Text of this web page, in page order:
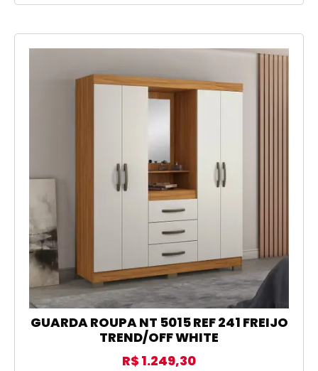
GUARDA ROUPA NT 5015 REF 241 FREIJO
TREND/OFF WHITE
R$ 1.249,30